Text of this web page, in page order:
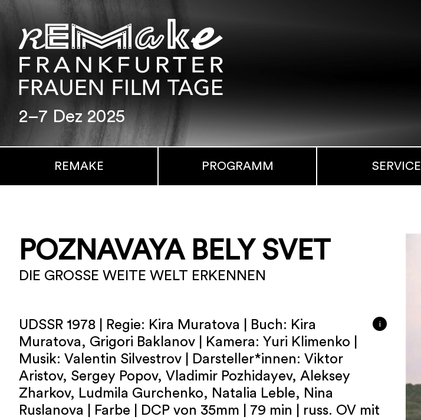
2–7 Dez 2025
REMAKE PROGRAMM SERVICE
POZNAVAYA BELY SVET
DIE GROSSE WEITE WELT ERKENNEN
i
UDSSR 1978 | Regie: Kira Muratova | Buch: Kira
Muratova, Grigori Baklanov | Kamera: Yuri Klimenko |
Musik: Valentin Silvestrov | Darsteller*innen: Viktor
Aristov, Sergey Popov, Vladimir Pozhidayev, Aleksey
Zharkov, Ludmila Gurchenko, Natalia Leble, Nina
Ruslanova | Farbe | DCP von 35mm | 79 min | russ. OV mit